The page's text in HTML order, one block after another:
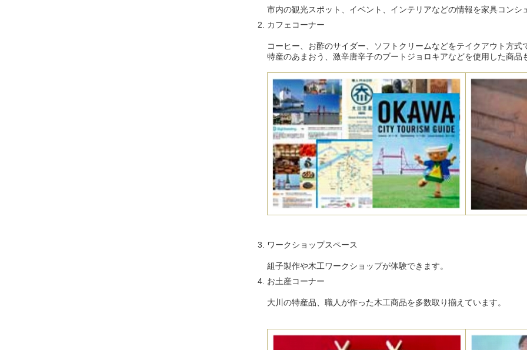
市内の観光スポット、イベント、インテリアなどの情報を家具コンシ
カフェコーナー
コーヒー、お酢のサイダー、ソフトクリームなどをテイクアウト方式
特産のあまおう、激辛唐辛子のブートジョロキアなどを使用した商品
ワークショップスペース
組子製作や木工ワークショップが体験できます。
お土産コーナー
大川の特産品、職人が作った木工商品を多数取り揃えています。